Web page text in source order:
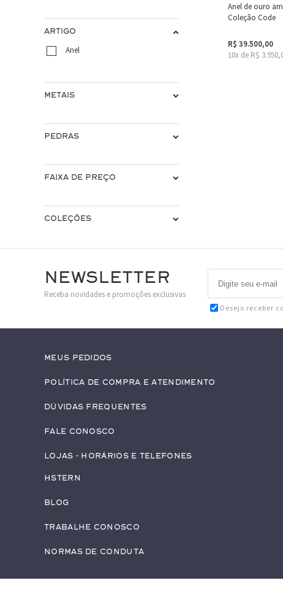
ARTIGO
Anel
METAIS
PEDRAS
FAIXA DE PREÇO
COLEÇÕES
Anel de ouro
Coleção Code
R$ 39.500,00
10x de R$
Newsletter
Receba novidades e promoções exclusivas
Desejo receber
Meus pedidos
Política de Compra e Atendimento
Dúvidas Frequentes
Fale conosco
Lojas - Horários e Telefones
HStern
Blog
Trabalhe conosco
Normas de Conduta